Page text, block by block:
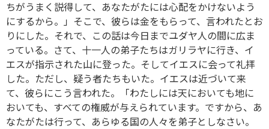
ちがうまく説得して、あなたがたには心配をかけないよう
にするから。」そこで、彼らは金をもらって、言われたとお
りにした。それで、この話は今日までユダヤ人の間に広ま
っている。さて、十一人の弟子たちはガリラヤに行き、イ
エスが指示された山に登った。そしてイエスに会って礼拝
した。ただし、疑う者たちもいた。イエスは近づいて来
て、彼らにこう言われた。「わたしには天においても地に
おいても、すべての権威が与えられています。ですから、あ
なたがたは行って、あらゆる国の人々を弟子としなさい。